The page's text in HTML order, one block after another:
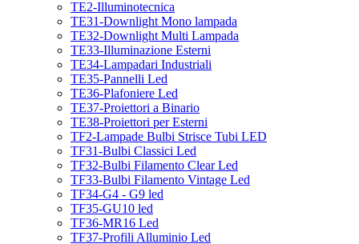
TE2-Illuminotecnica
TE31-Downlight Mono lampada
TE32-Downlight Multi Lampada
TE33-Illuminazione Esterni
TE34-Lampadari Industriali
TE35-Pannelli Led
TE36-Plafoniere Led
TE37-Proiettori a Binario
TE38-Proiettori per Esterni
TF2-Lampade Bulbi Strisce Tubi LED
TF31-Bulbi Classici Led
TF32-Bulbi Filamento Clear Led
TF33-Bulbi Filamento Vintage Led
TF34-G4 - G9 led
TF35-GU10 led
TF36-MR16 Led
TF37-Profili Alluminio Led